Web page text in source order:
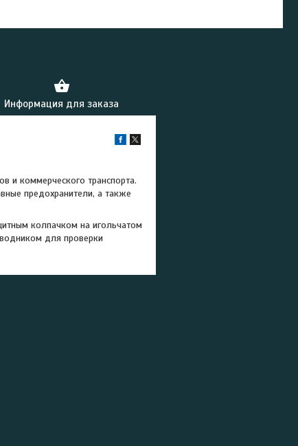
Информация для заказа
и коммерческого транспорта.
предохранители, а также
колпачком на игольчатом
для проверки